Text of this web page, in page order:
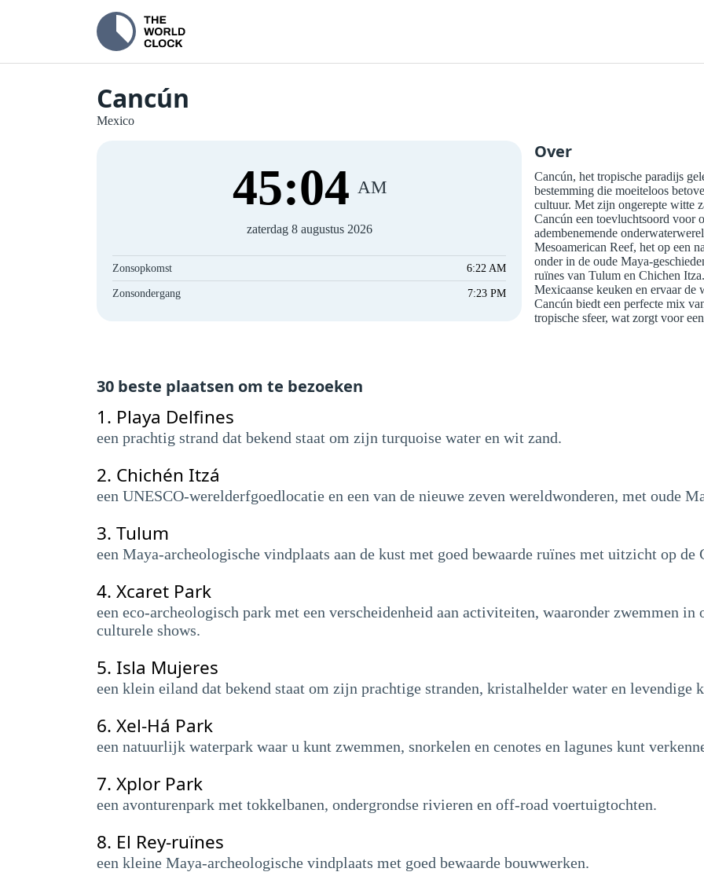
Cancún
Mexico
45:04 AM
zaterdag 8 augustus 2026
Zonsopkomst 6:22 AM
Zonsondergang 7:23 PM
Over
Cancún, het tropische paradijs
bestemming die moeiteloos
cultuur. Met zijn ongerepte witte
Cancún een toevluchtsoord voor
adembenemende
Mesoamerican Reef, het op een
onder in de oude Maya-
ruïnes van Tulum en Chichen
Mexicaanse keuken en ervaar
Cancún biedt een perfecte mix
tropische sfeer, wat zorgt voor
30 beste plaatsen om te bezoeken
1. Playa Delfines
een prachtig strand dat bekend staat om zijn turquoise water en wit zand.
2. Chichén Itzá
een UNESCO-werelderfgoedlocatie en een van de nieuwe zeven wereldwonderen, met oude
3. Tulum
een Maya-archeologische vindplaats aan de kust met goed bewaarde ruïnes met uitzicht op de
4. Xcaret Park
een eco-archeologisch park met een verscheidenheid aan activiteiten, waaronder zwemmen
culturele shows.
5. Isla Mujeres
een klein eiland dat bekend staat om zijn prachtige stranden, kristalhelder water en levendige
6. Xel-Há Park
een natuurlijk waterpark waar u kunt zwemmen, snorkelen en cenotes en lagunes kunt
7. Xplor Park
een avonturenpark met tokkelbanen, ondergrondse rivieren en off-road voertuigtochten.
8. El Rey-ruïnes
een kleine Maya-archeologische vindplaats met goed bewaarde bouwwerken.